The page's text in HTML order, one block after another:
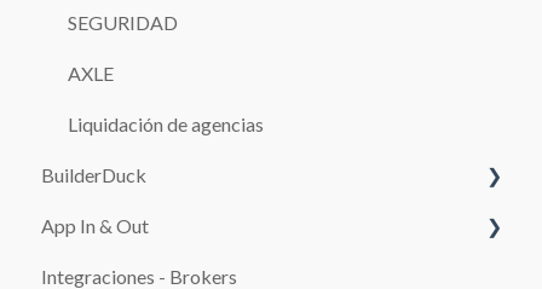
SEGURIDAD
AXLE
Liquidación de agencias
BuilderDuck
Primeros pasos
Configura tu kit de marca
App In & Out
Configuración
Integraciones - Brokers